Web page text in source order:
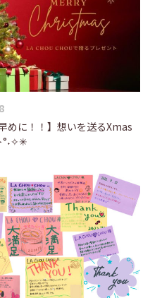
めに！！】想いを送るXmas
°˖✧✳